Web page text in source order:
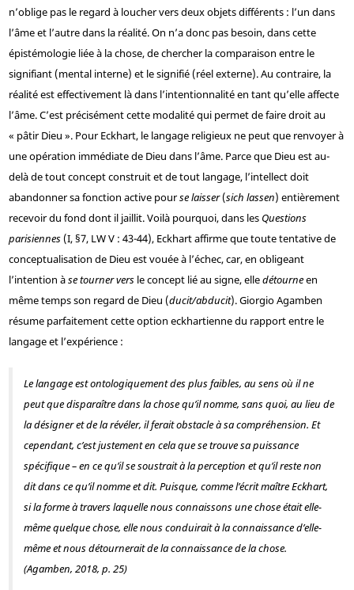
n’oblige pas le regard à loucher vers deux objets différents : l’un dans
l’âme et l’autre dans la réalité. On n’a donc pas besoin, dans cette
épistémologie liée à la chose, de chercher la comparaison entre le
signifiant (mental interne) et le signifié (réel externe). Au contraire, la
réalité est effectivement là dans l’intentionnalité en tant qu’elle affecte
l’âme. C’est précisément cette modalité qui permet de faire droit au
« pâtir Dieu ». Pour Eckhart, le langage religieux ne peut que renvoyer à
une opération immédiate de Dieu dans l’âme. Parce que Dieu est au-
delà de tout concept construit et de tout langage, l’intellect doit
abandonner sa fonction active pourse laisser(sich lassen) entièrement
recevoir du fond dont il jaillit. Voilà pourquoi, dans les Questions
parisiennes(I, §7, LW V : 43-44), Eckhart affirme que toute tentative de
conceptualisation de Dieu est vouée à l’échec, car, en obligeant
l’intention àse tourner versle concept lié au signe, elledétourneen
même temps son regard de Dieu (ducit/abducit). Giorgio Agamben
résume parfaitement cette option eckhartienne du rapport entre le
langage et l’expérience :
Le langage est ontologiquement des plus faibles, au sens où il ne
peut que disparaître dans la chose qu’il nomme, sans quoi, au lieu de
la désigner et de la révéler, il ferait obstacle à sa compréhension. Et
cependant, c’est justement en cela que se trouve sa puissance
spécifique – en ce qu’il se soustrait à la perception et qu’il reste non
dit dans ce qu’il nomme et dit. Puisque, comme l’écrit maître Eckhart,
si la forme à travers laquelle nous connaissons une chose était elle-
même quelque chose, elle nous conduirait à la connaissance d’elle-
même et nous détournerait de la connaissance de la chose.
(Agamben, 2018, p. 25)